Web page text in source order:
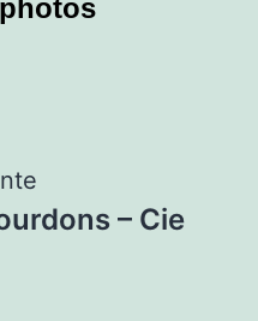
– Cie